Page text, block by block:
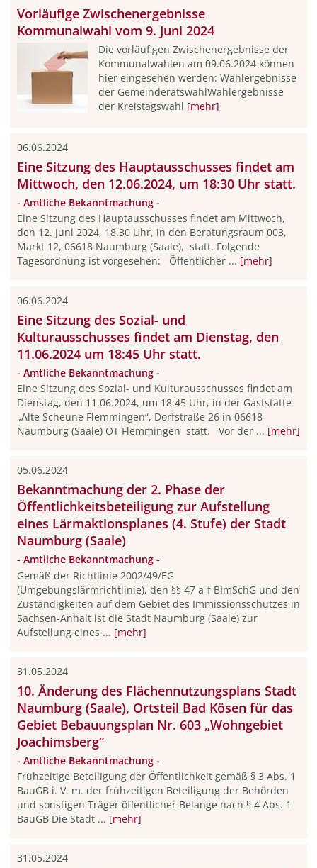
Vorläufige Zwischenergebnisse
Kommunalwahl vom 9. Juni 2024
Die vorläufigen Zwischenergebnisse der
Kommunalwahlen am 09.06.2024 können
hier eingesehen werden: Wahlergebnisse
der GemeinderatswahlWahlergebnisse
der Kreistagswahl [mehr]
06.06.2024
Eine Sitzung des Hauptausschusses findet am
Mittwoch, den 12.06.2024, um 18:30 Uhr statt.
- Amtliche Bekanntmachung -
Eine Sitzung des Hauptausschusses findet am Mittwoch,
den 12. Juni 2024, 18.30 Uhr, in den Beratungsraum 003,
Markt 12, 06618 Naumburg (Saale), statt. Folgende
Tagesordnung ist vorgesehen: Öffentlicher ... [mehr]
06.06.2024
Eine Sitzung des Sozial- und
Kulturausschusses findet am Dienstag, den
11.06.2024 um 18:45 Uhr statt.
- Amtliche Bekanntmachung -
Eine Sitzung des Sozial- und Kulturausschusses findet am
Dienstag, den 11.06.2024, um 18:45 Uhr, in der Gaststätte
„Alte Scheune Flemmingen“, Dorfstraße 26 in 06618
Naumburg (Saale) OT Flemmingen statt. Vor der ... [mehr]
05.06.2024
Bekanntmachung der 2. Phase der
Öffentlichkeitsbeteiligung zur Aufstellung
eines Lärmaktionsplanes (4. Stufe) der Stadt
Naumburg (Saale)
- Amtliche Bekanntmachung -
Gemäß der Richtlinie 2002/49/EG
(Umgebungslärmrichtlinie), den §§ 47 a-f BImSchG und den
Zuständigkeiten auf dem Gebiet des Immissionsschutzes in
Sachsen-Anhalt ist die Stadt Naumburg (Saale) zur
Aufstellung eines ... [mehr]
31.05.2024
10. Änderung des Flächennutzungsplans Stadt
Naumburg (Saale), Ortsteil Bad Kösen für das
Gebiet Bebauungsplan Nr. 603 „Wohngebiet
Joachimsberg“
- Amtliche Bekanntmachung -
Frühzeitige Beteiligung der Öffentlichkeit gemäß § 3 Abs. 1
BauGB i. V. m. der frühzeitigen Beteiligung der Behörden
und sonstigen Träger öffentlicher Belange nach § 4 Abs. 1
BauGB Die Stadt ... [mehr]
31.05.2024